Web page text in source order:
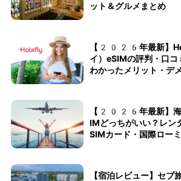
ット＆グルメまとめ
【2026年最新】
イ）eSIMの評判・口コ
わかったメリット・デ
【2026年最新】海
IMどっちがいい？レン
SIMカード・国際ロー
【宿泊レビュー】セブ